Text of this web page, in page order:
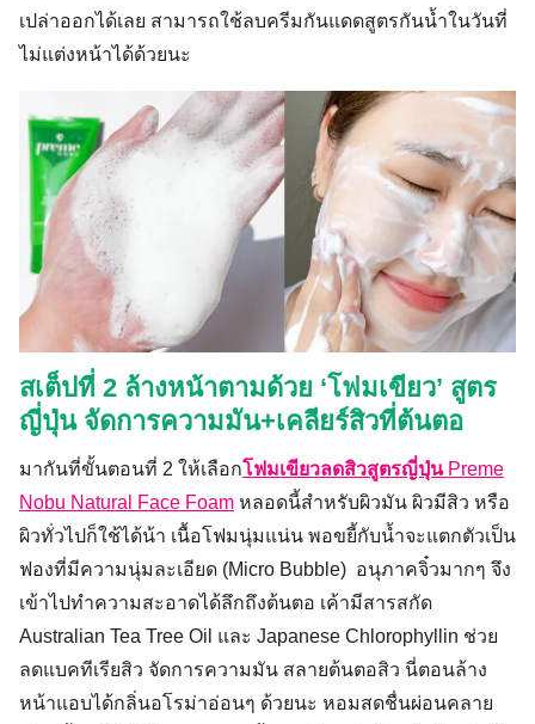
เปล่าออกได้เลย สามารถใช้ลบครีมกันแดดสูตรกันน้ำในวันที่
ไม่แต่งหน้าได้ด้วยนะ
สเต็ปที่ 2 ล้างหน้าตามด้วย ‘โฟมเขียว’ สูตร
ญี่ปุ่น จัดการความมัน+เคลียร์สิวที่ต้นตอ
มากันที่ขั้นตอนที่ 2 ให้เลือกโฟมเขียวลดสิวสูตรญี่ปุ่นPreme
Nobu Natural Face Foam หลอดนี้สำหรับผิวมัน ผิวมีสิว หรือ
ผิวทั่วไปก็ใช้ได้น้า เนื้อโฟมนุ่มแน่น พอขยี้กับน้ำจะแตกตัวเป็น
ฟองที่มีความนุ่มละเอียด (Micro Bubble) อนุภาคจิ๋วมากๆ จึง
เข้าไปทำความสะอาดได้ลึกถึงต้นตอ เค้ามีสารสกัด
Australian Tea Tree Oil และ Japanese Chlorophyllin ช่วย
ลดแบคทีเรียสิว จัดการความมัน สลายต้นตอสิว นี่ตอนล้าง
หน้าแอบได้กลิ่นอโรม่าอ่อนๆ ด้วยนะ หอมสดชื่นผ่อนคลาย